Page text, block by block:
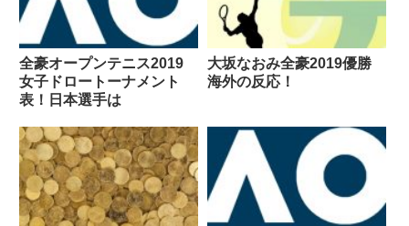
全豪オープンテニス2019
女子ドロートーナメント
表！日本選手は
大坂なおみ全豪2019優勝
海外の反応！